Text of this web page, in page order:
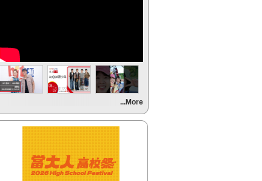
(南部)
不睡週末夜-童童
【Next】
(宜蘭)
音樂不夜城
...More